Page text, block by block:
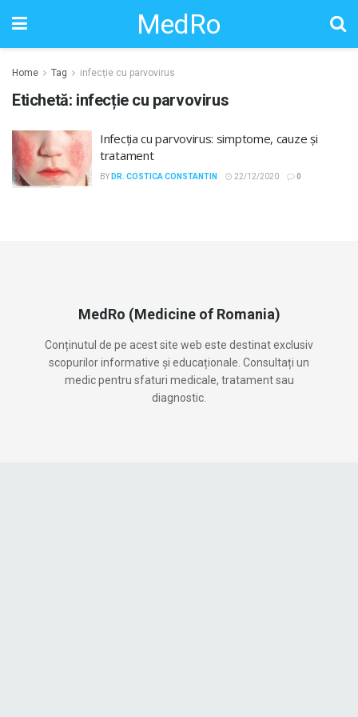
MedRo
Home Tag infecție cu parvovirus
Etichetă: infecție cu parvovirus
Infecția cu parvovirus: simptome, cauze și
tratament
BY DR. COSTICA CONSTANTIN 22/12/2020 0
MedRo (Medicine of Romania)
Conținutul de pe acest site web este destinat exclusiv
scopurilor informative și educaționale. Consultați un
medic pentru sfaturi medicale, tratament sau
diagnostic.